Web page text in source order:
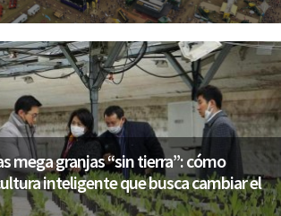
mega granjas “sin tierra”: cómo
inteligente que busca cambiar el